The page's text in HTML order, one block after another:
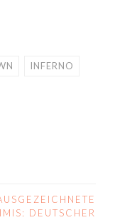
INFERNO
DEUTSCHER